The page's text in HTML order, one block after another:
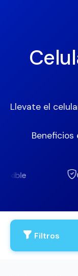
Llevate el
Beneficios
Filtros